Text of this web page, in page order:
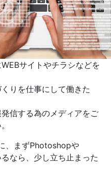
WEBサイトやチラシなどを
りを仕事にして働きた
信する為のメディアをご
、まずPhotoshopや
なら、少し立ち止まった